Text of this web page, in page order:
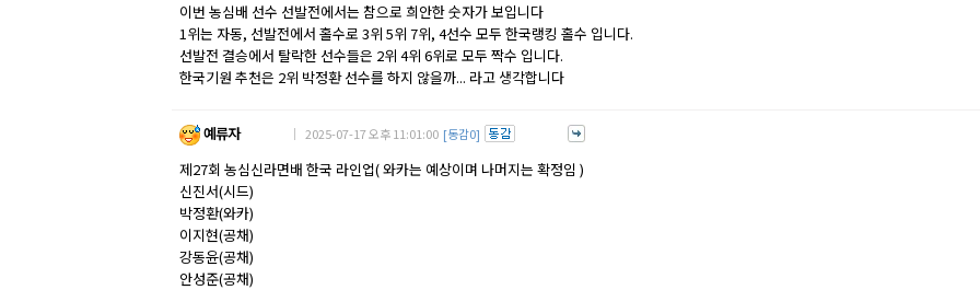
이번 농심배 선수 선발전에서는 참으로 희안한 숫자가 보입니다
1위는 자동, 선발전에서 홀수로 3위 5위 7위, 4선수 모두 한국랭킹 홀수 입니다.
선발전 결승에서 탈락한 선수들은 2위 4위 6위로 모두 짝수 입니다.
한국기원 추천은 2위 박정환 선수를 하지 않을까... 라고 생각합니다
예류자 ｜ 2025-07-17 오후 11:01:00 [동감0]
제27회 농심신라면배 한국 라인업( 와카는 예상이며 나머지는 확정임 )
신진서(시드)
박정환(와카)
이지현(공채)
강동윤(공채)
안성준(공채)